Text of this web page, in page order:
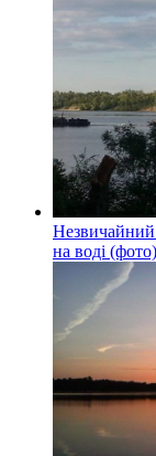
на воді (фото)